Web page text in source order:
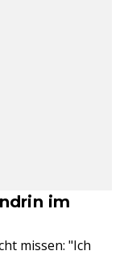
im
missen: "Ich